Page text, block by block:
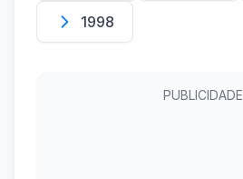
1998
PUBLICIDADE